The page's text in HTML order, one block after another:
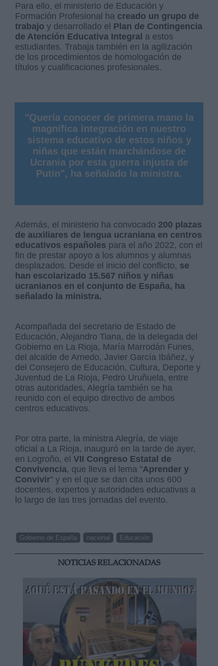
Para ello, el ministerio de Educación y
Formación Profesional ha creado un grupo de
trabajo y desarrollado el Plan de Contingencia
de Atención Educativa Integral a estos
estudiantes. Trabaja también en la agilización
de los procedimientos de homologación de
títulos y cualificaciones profesionales.
"Quería conocer de primera mano la
magnífica integración en nuestro
sistema educativo de estos niños y
niñas que están marchándose de
Ucrania por esta guerra injusta de
Putin", ha señalado la ministra.
Además, el ministerio ha convocado 200 plazas
de auxiliares de lengua ucraniana en centros
educativos españoles para el año 2022, con el
fin de prestar apoyo a los alumnos y alumnas
desplazados. Desde el inicio del conflicto, se
han escolarizado 15.567 niños y niñas
ucranianos en el conjunto de España, ha
señalado la ministra.
Acompañada del secretario de Estado de
Educación, Alejandro Tiana, de la delegada del
Gobierno en La Rioja, María Marrodán Funes,
del alcalde de Arnedo, Javier García Ibáñez, y
del Consejero de Educación, Cultura, Deporte y
Juventud de La Rioja, Pedro Uruñuela, entre
otras autoridades, Alegría también se ha
reunido con el equipo directivo de ambos
centros educativos.
Por otra parte, la ministra Alegría, de viaje
oficial a La Rioja, inauguró en la tarde de ayer,
en Logroño, elVII Congreso Estatal de
Convivencia, que lleva el lema "Aprender y
Convivir" y en el que se dan cita unos 600
docentes, expertos y autoridades educativas a
lo largo de las tres jornadas del evento.
Gobierno de España nacional Educación
NOTICIAS RELACIONADAS